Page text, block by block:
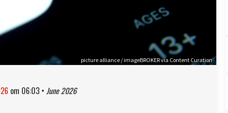
picture alliance / imageBROKER via Content Curation
om 06:03 • June 2026